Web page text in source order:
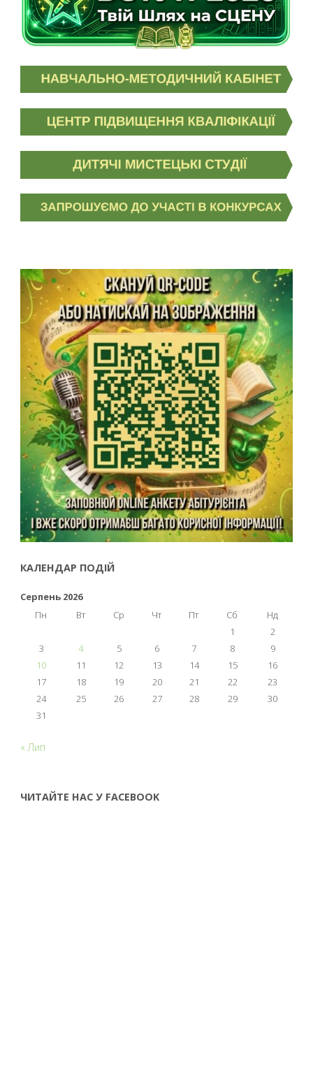
КАЛЕНДАР ПОДІЙ
Серпень 2026
Пн
Вт Ср Чт Пт Сб
Нд
1
2
3
4 5 6 7 8
9
10
11 12 13 14 15
16
17
18 19 20 21 22
23
24
25 26 27 28 29
30
31
« Лип
ЧИТАЙТЕ НАС У FACEBOOK